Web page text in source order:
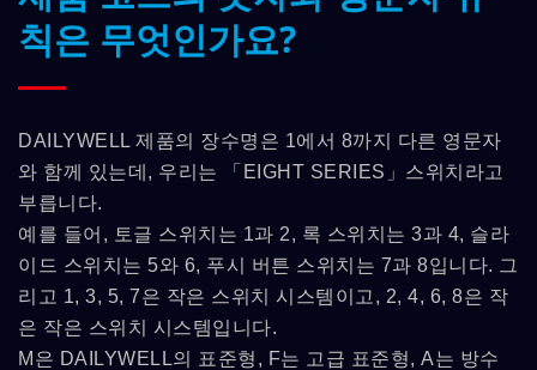
칙은 무엇인가요?
DAILYWELL 제품의 장수명은 1에서 8까지 다른 영문자
와 함께 있는데, 우리는 「EIGHT SERIES」스위치라고
부릅니다.
예를 들어, 토글 스위치는 1과 2, 록 스위치는 3과 4, 슬라
이드 스위치는 5와 6, 푸시 버튼 스위치는 7과 8입니다. 그
리고 1, 3, 5, 7은 작은 스위치 시스템이고, 2, 4, 6, 8은 작
은 작은 스위치 시스템입니다.
M은 DAILYWELL의 표준형, F는 고급 표준형, A는 방수